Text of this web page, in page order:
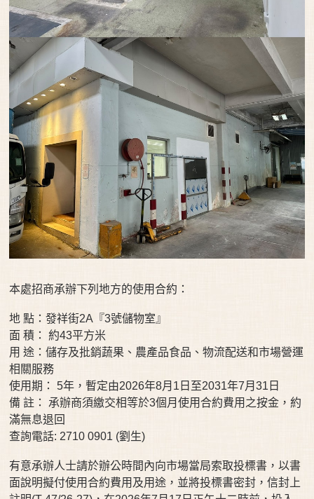
本處招商承辦下列地方的使用合約：
地 點：發祥街2A『3號儲物室』
面 積： 約43平方米
用 途：儲存及批銷蔬果、農產品食品、物流配送和市場營運
相關服務
使用期： 5年，暫定由2026年8月1日至2031年7月31日
備 註： 承辦商須繳交相等於3個月使用合約費用之按金，約
滿無息退回
查詢電話: 2710 0901 (劉生)
有意承辦人士請於辦公時間內向市場當局索取投標書，以書
面說明擬付使用合約費用及用途，並將投標書密封，信封上